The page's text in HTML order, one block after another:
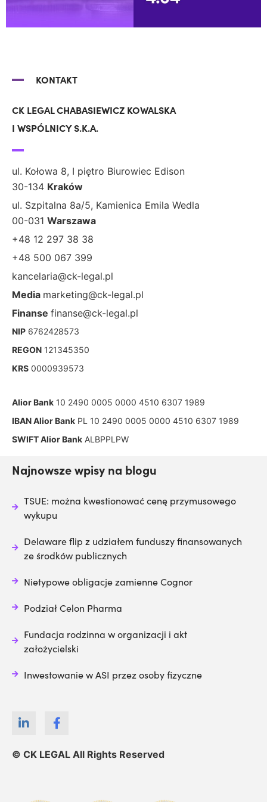
KONTAKT
CK LEGAL CHABASIEWICZ KOWALSKA
I WSPÓLNICY S.K.A.
ul. Kołowa 8, I piętro Biurowiec Edison
30-134 Kraków
ul. Szpitalna 8a/5, Kamienica Emila Wedla
00-031 Warszawa
+48 12 297 38 38
+48 500 067 399
kancelaria@ck-legal.pl
Media marketing@ck-legal.pl
Finanse finanse@ck-legal.pl
NIP 6762428573
REGON 121345350
KRS 0000939573
Alior Bank 10 2490 0005 0000 4510 6307 1989
IBAN Alior Bank PL 10 2490 0005 0000 4510 6307 1989
SWIFT Alior Bank ALBPPLPW
© CK LEGAL All Rights Reserved
Najnowsze wpisy na blogu
TSUE: można kwestionować cenę przymusowego
wykupu
Delaware flip z udziałem funduszy finansowanych
ze środków publicznych
Nietypowe obligacje zamienne Cognor
Podział Celon Pharma
Fundacja rodzinna w organizacji i akt
założycielski
Inwestowanie w ASI przez osoby fizyczne